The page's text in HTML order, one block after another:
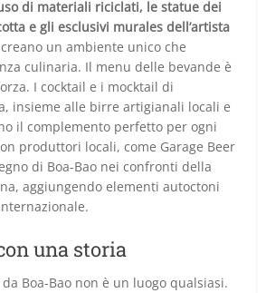
di materiali riciclati, le statue dei
e gli esclusivi murales dell’artista
un ambiente unico che
culinaria. Il menu delle bevande è
I cocktail e i mocktail di
insieme alle birre artigianali locali e
il complemento perfetto per ogni
produttori locali, come Garage Beer
di Boa-Bao nei confronti della
aggiungendo elementi autoctoni
una storia
da Boa-Bao non è un luogo qualsiasi.